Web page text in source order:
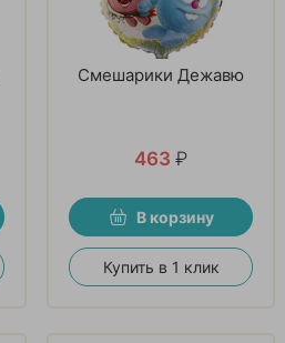
Смешарики Дежавю
463 ₽
В корзину
Купить в 1 клик